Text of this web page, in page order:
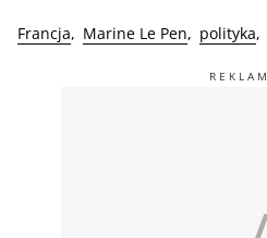
Francja Marine Le Pen polityka